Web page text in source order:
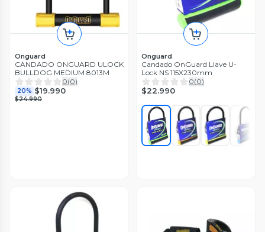
Onguard
CANDADO ONGUARD ULOCK
BULLDOG MEDIUM 8013M
0(0)
20% $19.990
$24.990
Onguard
Candado OnGuard Llave U-
Lock NS 115X230mm
0(0)
$22.990